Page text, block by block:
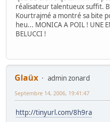
réalisateur talentueux suffit.
Kourtrajmé a montré sa bite
heu... MONICA A POIL ! UNE
BELUCCI !
Glaüx
admin zonard
Septembre 14, 2006, 19:41:47
http://tinyurl.com/8h9ra